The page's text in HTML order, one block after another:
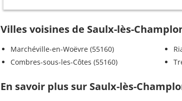
Villes voisines de Saulx-lès-
Marchéville-en-Woëvre (55160)
Combres-sous-les-Côtes (55160)
En savoir plus sur Saulx-lès-